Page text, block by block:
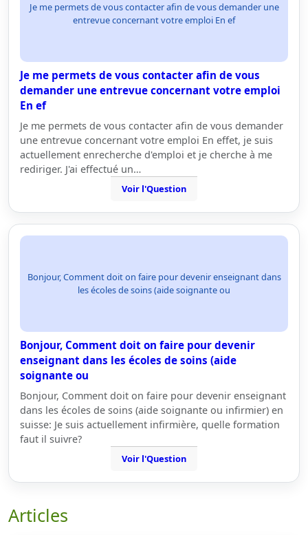
Je me permets de vous contacter afin de vous demander une
entrevue concernant votre emploi En ef
Je me permets de vous contacter afin de vous
demander une entrevue concernant votre emploi
En ef
Je me permets de vous contacter afin de vous demander
une entrevue concernant votre emploi En effet, je suis
actuellement enrecherche d'emploi et je cherche à me
rediriger. J'ai effectué un…
Voir l'Question
Bonjour, Comment doit on faire pour devenir enseignant dans
les écoles de soins (aide soignante ou
Bonjour, Comment doit on faire pour devenir
enseignant dans les écoles de soins (aide
soignante ou
Bonjour, Comment doit on faire pour devenir enseignant
dans les écoles de soins (aide soignante ou infirmier) en
suisse: Je suis actuellement infirmière, quelle formation
faut il suivre?
Voir l'Question
Articles